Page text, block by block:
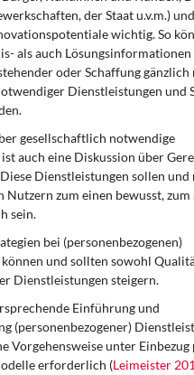
der Staat u.v.m.)
wichtig. So
als auch Lösungsinformationen
oder Schaffung gänzlich
Dienstleistungen und
gesellschaftlich notwendige
auch eine Diskussion über
Dienstleistungen sollen und
zum einen bewusst, zum
sein.
bei (personenbezogenen)
und sollten sowohl
Dienstleistungen steigern.
Einführung und
(personenbezogener)
Vorgehensweise unter Einbezug
erforderlich (Leimeister